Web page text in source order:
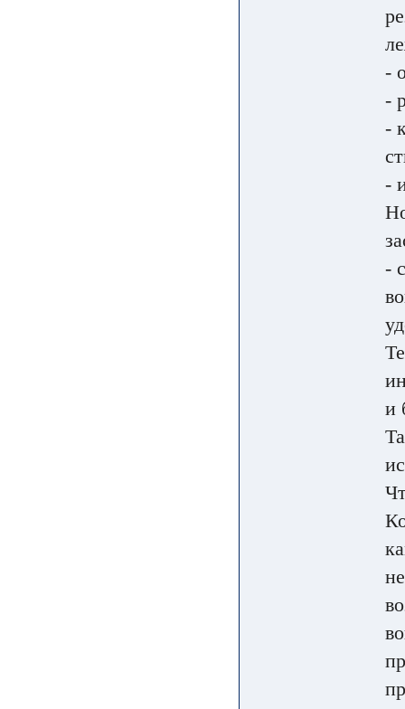
-
-
-
-
-
и